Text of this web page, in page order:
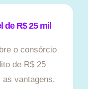
de R$ 25 mil
o consórcio
de R$ 25
as vantagens,